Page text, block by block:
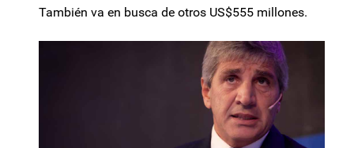
También va en busca de otros US$555 millones.